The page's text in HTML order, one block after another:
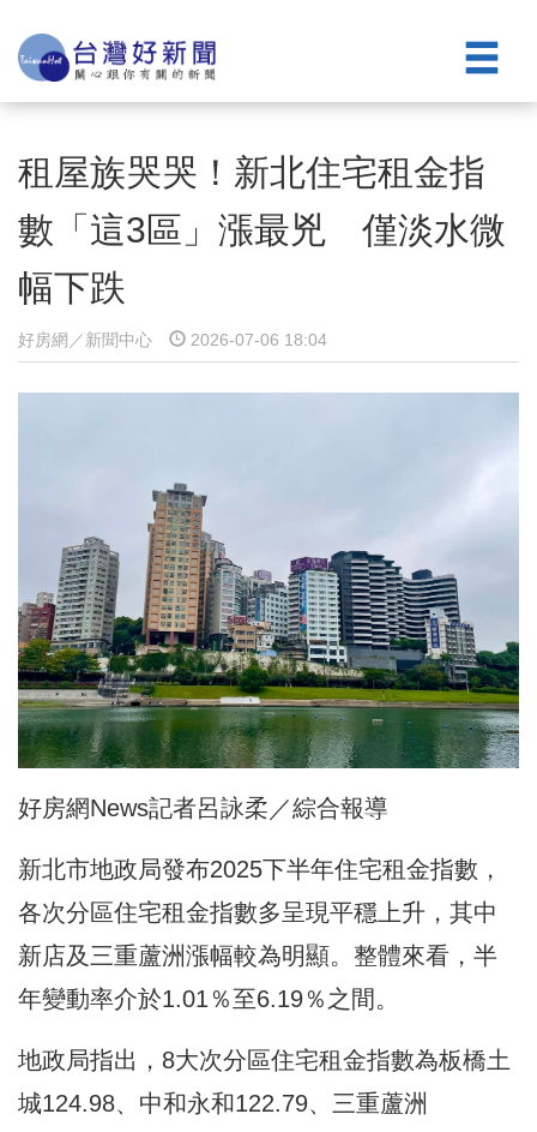
租屋族哭哭！新北住宅租金指
數「這3區」漲最兇 僅淡水微
幅下跌
好房網／新聞中心 2026-07-06 18:04
好房網News記者呂詠柔／綜合報導
新北市地政局發布2025下半年住宅租金指數 ，
各次分區住宅租金指數多呈現平穩上升，其中
新店及三重蘆洲漲幅較為明顯。整體來看，半
年變動率介於1.01％至6.19％之間。
地政局指出，8大次分區住宅租金指數為板橋土
城124.98、中和永和122.79、三重蘆洲